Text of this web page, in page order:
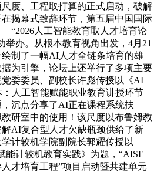
度、工程取打算的正式启动，破解
揭幕式致辞环节，第五届中国国际
人工智能教育取人才培育论
举办。从根本教育视角出发，4月21
制了一幅AI人才全链条培育的雄
为引擎，论坛上还举行了多项主要
委委员、副校长许彪传授以《AI
人工智能赋能职业教育讲授环节
沉点分享了AI正在课程系统扶
研室中的使用！该尺度以布鲁姆教
AI复合型人才欠缺瓶颈供给了新
计较机学院副院长郭耀传授以
能计较机教育实践》为题，“AISE
才培育工程”项目启动暨共建单元